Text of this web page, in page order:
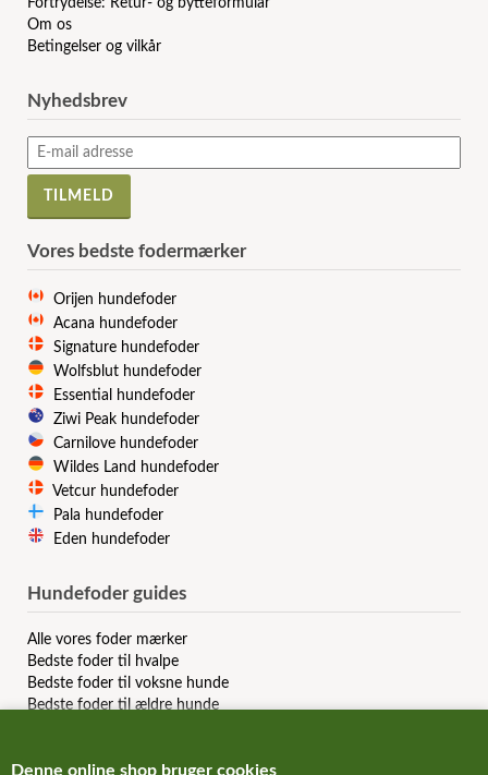
Denne online shop bruger cookies
Fortrydelse: Retur- og bytteformular
Om os
Betingelser og vilkår
Nyhedsbrev
Vores bedste fodermærker
Orijen hundefoder
Acana hundefoder
Signature hundefoder
Wolfsblut hundefoder
Essential hundefoder
Ziwi Peak hundefoder
Carnilove hundefoder
Wildes Land hundefoder
Vetcur hundefoder
Pala hundefoder
Eden hundefoder
Hundefoder guides
Alle vores foder mærker
Bedste foder til hvalpe
Bedste foder til voksne hunde
Bedste foder til ældre hunde
Bedste slanke hundefoder